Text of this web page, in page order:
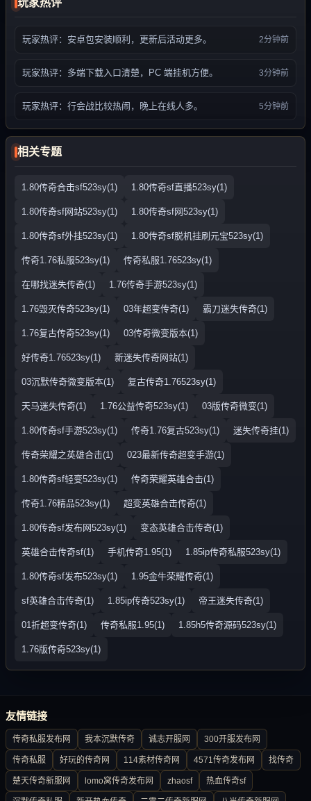
玩家热评
玩家热评：安卓包安装顺利，更新后活动更多。 2分钟前
玩家热评：多端下载入口清楚，PC 端挂机方便。 3分钟前
玩家热评：行会战比较热闹，晚上在线人多。 5分钟前
相关专题
1.80传奇合击sf523sy(1) 1.80传奇sf直播523sy(1)
1.80传奇sf网站523sy(1) 1.80传奇sf网523sy(1)
1.80传奇sf外挂523sy(1) 1.80传奇sf脱机挂刷元宝523sy(1)
传奇1.76私服523sy(1) 传奇私服1.76523sy(1)
在哪找迷失传奇(1) 1.76传奇手游523sy(1)
1.76毁灭传奇523sy(1) 03年超变传奇(1) 霸刀迷失传奇(1)
1.76复古传奇523sy(1) 03传奇微变版本(1)
好传奇1.76523sy(1) 新迷失传奇网站(1)
03沉默传奇微变版本(1) 复古传奇1.76523sy(1)
天马迷失传奇(1) 1.76公益传奇523sy(1) 03版传奇微变(1)
1.80传奇sf手游523sy(1) 传奇1.76复古523sy(1) 迷失传奇挂(1)
传奇荣耀之英雄合击(1) 023最新传奇超变手游(1)
1.80传奇sf轻变523sy(1) 传奇荣耀英雄合击(1)
传奇1.76精品523sy(1) 超变英雄合击传奇(1)
1.80传奇sf发布网523sy(1) 变态英雄合击传奇(1)
英雄合击传奇sf(1) 手机传奇1.95(1) 1.85ip传奇私服523sy(1)
1.80传奇sf发布523sy(1) 1.95金牛荣耀传奇(1)
sf英雄合击传奇(1) 1.85ip传奇523sy(1) 帝王迷失传奇(1)
01折超变传奇(1) 传奇私服1.95(1) 1.85h5传奇源码523sy(1)
1.76版传奇523sy(1)
友情链接
传奇私服发布网 我本沉默传奇 诚志开服网 300开服发布网
传奇私服 好玩的传奇网 114素材传奇网 4571传奇发布网 找传奇
楚天传奇新服网 lomo窝传奇发布网 zhaosf 热血传奇sf